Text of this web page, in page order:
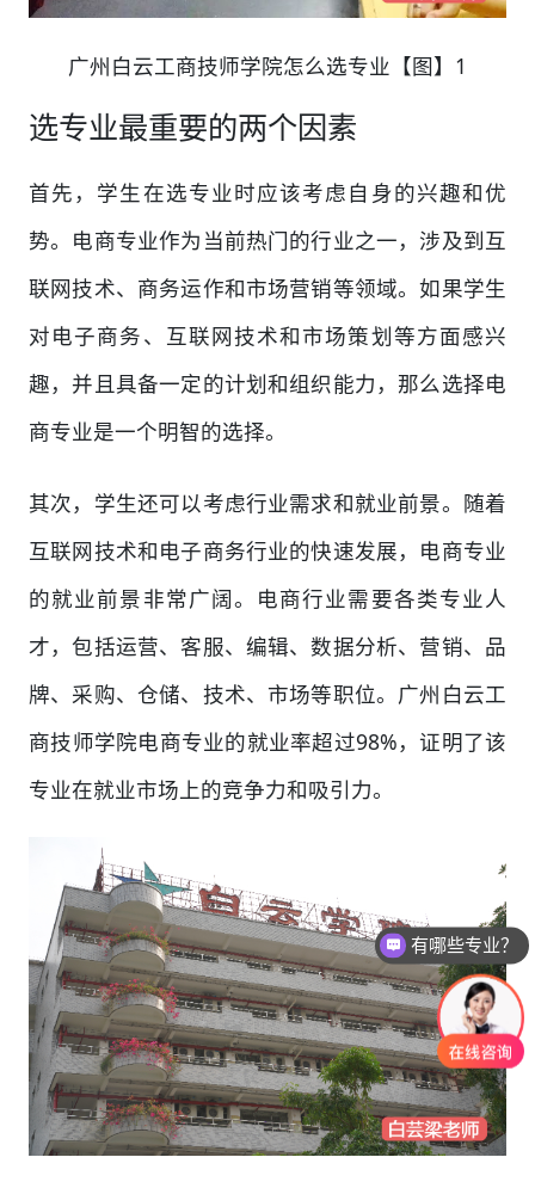
广州白云工商技师学院怎么选专业【图】1
选专业最重要的两个因素
首先，学生在选专业时应该考虑自身的兴趣和优
势。电商专业作为当前热门的行业之一，涉及到互
联网技术、商务运作和市场营销等领域。如果学生
对电子商务、互联网技术和市场策划等方面感兴
趣，并且具备一定的计划和组织能力，那么选择电
商专业是一个明智的选择。
其次，学生还可以考虑行业需求和就业前景。随着
互联网技术和电子商务行业的快速发展，电商专业
的就业前景非常广阔。电商行业需要各类专业人
才，包括运营、客服、编辑、数据分析、营销、品
牌、采购、仓储、技术、市场等职位。广州白云工
商技师学院电商专业的就业率超过98%，证明了该
专业在就业市场上的竞争力和吸引力。
有哪些专业？